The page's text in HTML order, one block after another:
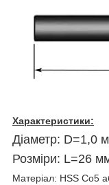
Характеристики:
Діаметр: D=1,0
Розміри: L=26
Матеріал: HSS Co5